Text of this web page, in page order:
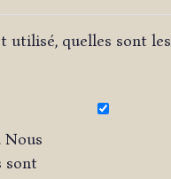
utilisé, quelles sont les
Nous
sont